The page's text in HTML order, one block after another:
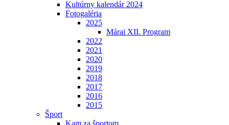
Kultúrny kalendár 2024
Fotogaléria
2025
Márai XII. Program
2022
2021
2020
2019
2018
2017
2016
2015
Šport
Kam za športom